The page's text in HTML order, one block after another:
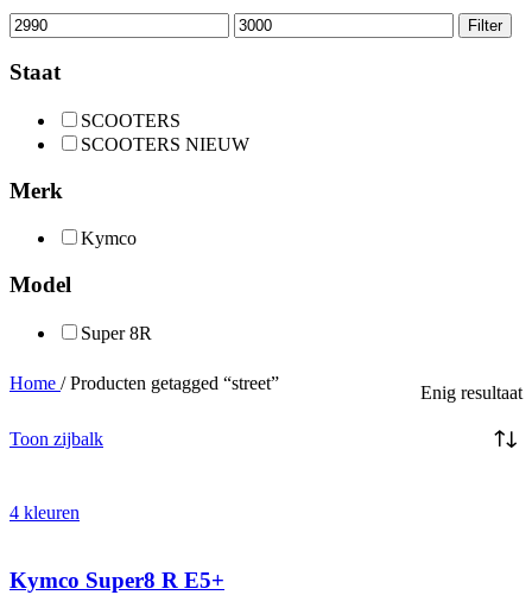
Min.
prijs
Max.
prijs
Filter
Staat
SCOOTERS
SCOOTERS NIEUW
Merk
Kymco
Model
Super 8R
Home / Producten getagged “street” Enig resultaat
Toon zijbalk
4 kleuren
Kymco Super8 R E5+